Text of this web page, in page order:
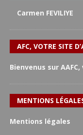
Carmen FEVILIYE
AFC, VOTRE SITE
Bienvenus sur
MENTIONS
Mentions légales